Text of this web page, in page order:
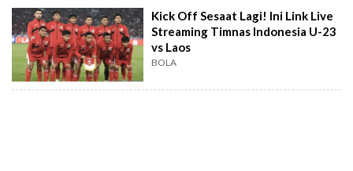
Kick Off Sesaat Lagi! Ini Link Live
Streaming Timnas Indonesia U-23
vs Laos
BOLA